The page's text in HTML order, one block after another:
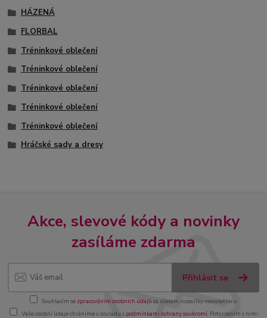
HÁZENÁ
FLORBAL
Tréninkové oblečení
Tréninkové oblečení
Tréninkové oblečení
Tréninkové oblečení
Tréninkové oblečení
Hráčské sady a dresy
Akce, slevové kódy a novinky
zasíláme zdarma
Přihlásit se
Souhlasím se zpracováním osobních údajůza účelem rozesílky newsletteru.
Vaše osobní údaje chráníme v souladu s podmínkami ochrany soukromí. Potvrzením s nimi